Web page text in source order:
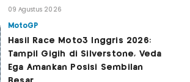
09 Agustus 2026
MotoGP
Hasil Race Moto3 Inggris 2026:
Tampil Gigih di Silverstone, Veda
Ega Amankan Posisi Sembilan